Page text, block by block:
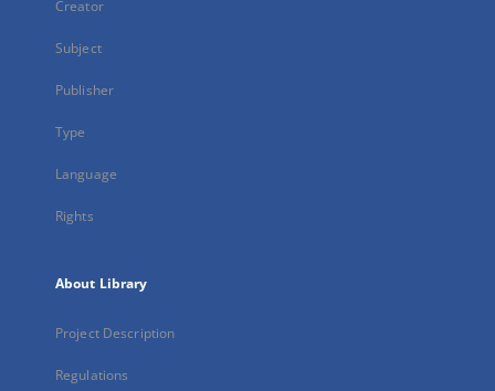
Creator
Subject
Publisher
Type
Language
Rights
About Library
Project Description
Regulations